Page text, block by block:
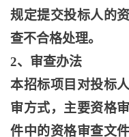
规定提交投标人的
查不合格处理。
2、审查办法
本招标项目对投标
审方式，主要资格
件中的资格审查文